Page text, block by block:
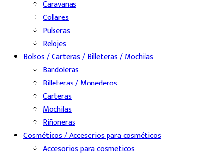
Caravanas
Collares
Pulseras
Relojes
Bolsos / Carteras / Billeteras / Mochilas
Bandoleras
Billeteras / Monederos
Carteras
Mochilas
Riñoneras
Cosméticos / Accesorios para cosméticos
Accesorios para cosmeticos